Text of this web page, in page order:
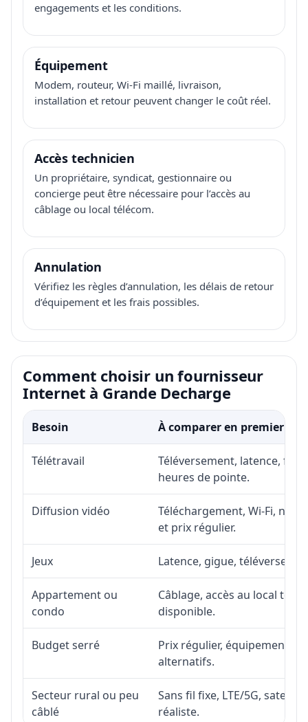
engagements et les conditions.
Équipement
Modem, routeur, Wi-Fi maillé, livraison,
installation et retour peuvent changer le coût réel.
Accès technicien
Un propriétaire, syndicat, gestionnaire ou
concierge peut être nécessaire pour l’accès au
câblage ou local télécom.
Annulation
Vérifiez les règles d’annulation, les délais de retour
d’équipement et les frais possibles.
Comment choisir un fournisseur
Internet à Grande Decharge
Besoin À comparer en premier
Télétravail
Téléversement, latence,
heures de pointe.
Diffusion vidéo
Téléchargement, Wi-Fi,
et prix régulier.
Jeux Latence, gigue,
Appartement ou
condo
Câblage, accès au local
disponible.
Budget serré
Prix régulier, équipement,
alternatifs.
Secteur rural ou peu
câblé
Sans fil fixe, LTE/5G,
réaliste.